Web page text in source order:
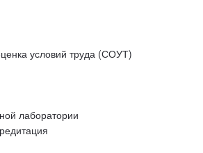
условий труда (СОУТ)
лаборатории